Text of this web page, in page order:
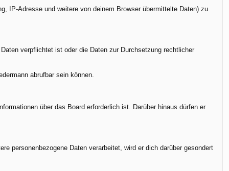
IP-Adresse und weitere von deinem Browser übermittelte Daten) zu
verpflichtet ist oder die Daten zur Durchsetzung rechtlicher
abrufbar sein können.
über das Board erforderlich ist. Darüber hinaus dürfen er
personenbezogene Daten verarbeitet, wird er dich darüber gesondert